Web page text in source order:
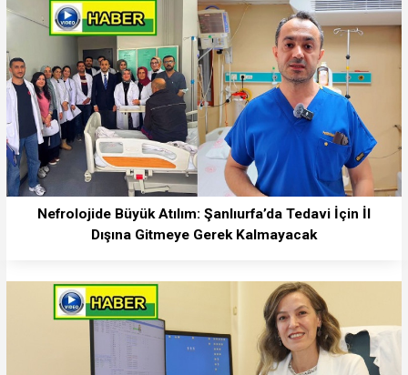
Nefrolojide Büyük Atılım: Şanlıurfa’da Tedavi İçin İl
Dışına Gitmeye Gerek Kalmayacak